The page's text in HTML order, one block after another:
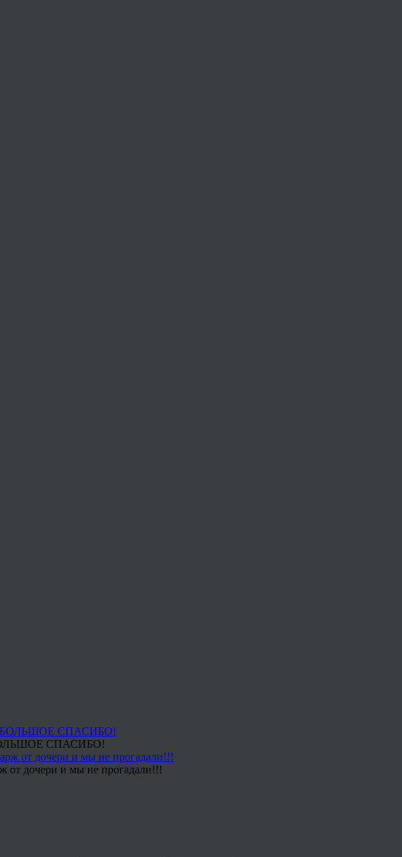
СПАСИБО!
от дочери и мы не прогадали!!!